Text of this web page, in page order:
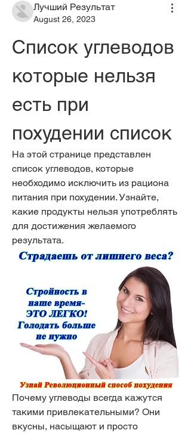
Лучший Результат
August 26, 2023
Список углеводов
которые нельзя
есть при
похудении список
На этой странице представлен
список углеводов, которые
необходимо исключить из рациона
питания при похудении. Узнайте,
какие продукты нельзя употреблять
для достижения желаемого
результата.
Почему углеводы всегда кажутся
такими привлекательными? Они
вкусны, насыщают и просто